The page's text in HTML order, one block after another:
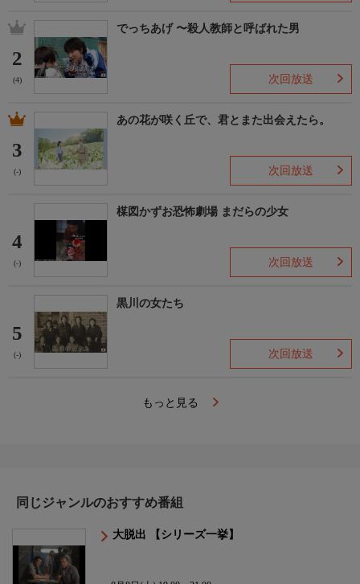
2
(4)
でっちあげ 〜殺人教師と呼ばれた男
次回放送
3
(-)
あの花が咲く丘で、君とまた出会えたら。
次回放送
4
(-)
楳図かずお恐怖劇場 まだらの少女
次回放送
5
(-)
黒川の女たち
次回放送
もっと見る
同じジャンルのおすすめ番組
大脱出 【シリーズ一挙】